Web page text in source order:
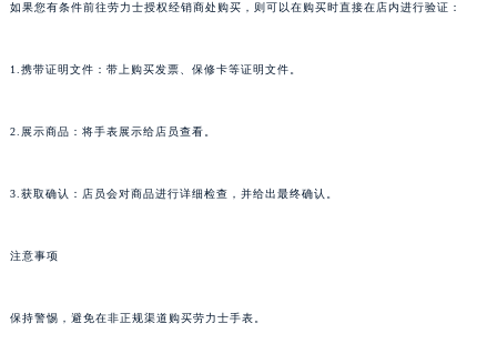
如果您有条件前往劳力士授权经销商处购买，则可以在购买时直接在店内进行验证：
1.携带证明文件：带上购买发票、保修卡等证明文件。
2.展示商品：将手表展示给店员查看。
3.获取确认：店员会对商品进行详细检查，并给出最终确认。
注意事项
保持警惕，避免在非正规渠道购买劳力士手表。